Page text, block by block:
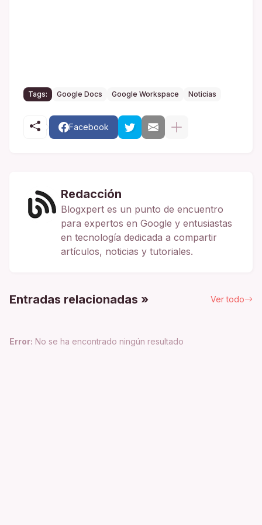
Tags: Google Docs Google Workspace Noticias
Facebook
Redacción
Blogxpert es un punto de encuentro
para expertos en Google y entusiastas
en tecnología dedicada a compartir
artículos, noticias y tutoriales.
Entradas relacionadas » Ver todo
Error: No se ha encontrado ningún resultado